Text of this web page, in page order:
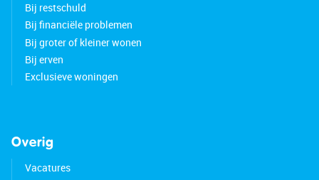
Bij restschuld
Bij financiële problemen
Bij groter of kleiner wonen
Bij erven
Exclusieve woningen
Overig
Vacatures